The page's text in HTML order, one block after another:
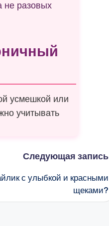
не разовых
усмешкой или
учитывать
Следующая запись
с улыбкой и красными
щеками?